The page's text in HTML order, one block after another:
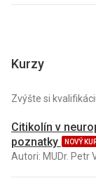
Kurzy
Zvýšte si
Citikolín v
poznatky
NOVÝ
Autori: MUDr. Petr